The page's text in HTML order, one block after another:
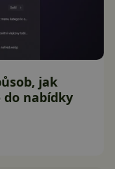
jak
nabídky